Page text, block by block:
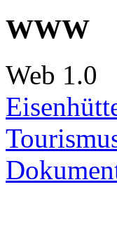
WWW
Web 1.0